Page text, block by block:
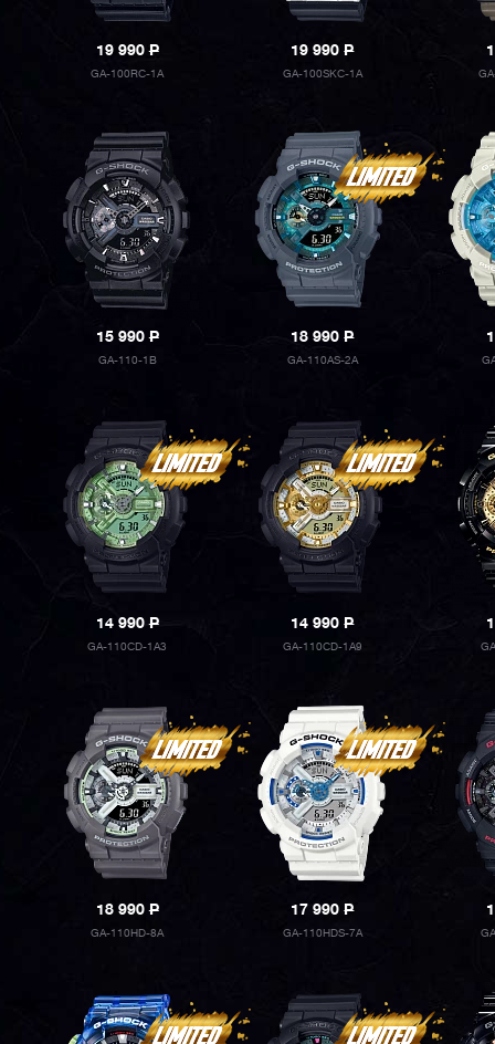
19 990P
GA-100RC-1A
19 990P
GA-100SKC-1A
15 990P
GA-110-1B
18 990P
GA-110AS-2A
14 990P
GA-110CD-1A3
14 990P
GA-110CD-1A9
18 990P
GA-110HD-8A
17 990P
GA-110HDS-7A